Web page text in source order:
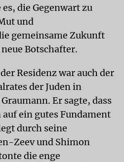
die Gegenwart zu
und
gemeinsame Zukunft
Botschafter.
Residenz war auch der
der Juden in
Er sagte, dass
ein gutes Fundament
durch seine
Zeev und Shimon
die enge